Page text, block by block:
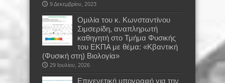
9 Δεκεμβρίου, 2023
Oμιλία του κ. Κωνσταντίνου
Σιμσερίδη, αναπληρωτή
καθηγητή στο Τμήμα Φυσικής
του ΕΚΠΑ με θέμα: «Κβαντική
(Φυσική στη) Βιολογία»
29 Ιουλίου, 2026
Επιγενετική υπογραφή για την